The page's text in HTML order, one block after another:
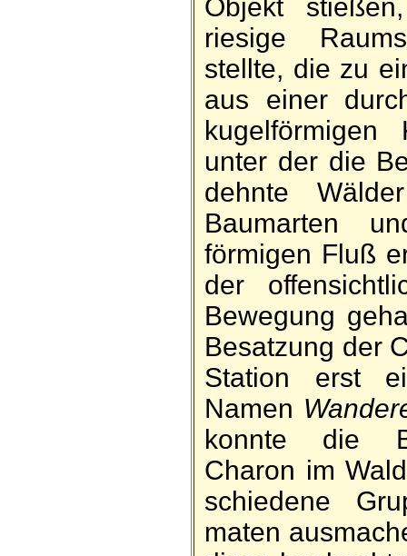
Objekt
riesige
stellte, die zu
aus einer
kugel­förmigen
unter der die
dehnte
Baum­arten
förmigen Fluß
der
Be­wegung
Be­satzung der
Station erst
Namen
konnte die
Charon im
schiedene
maten